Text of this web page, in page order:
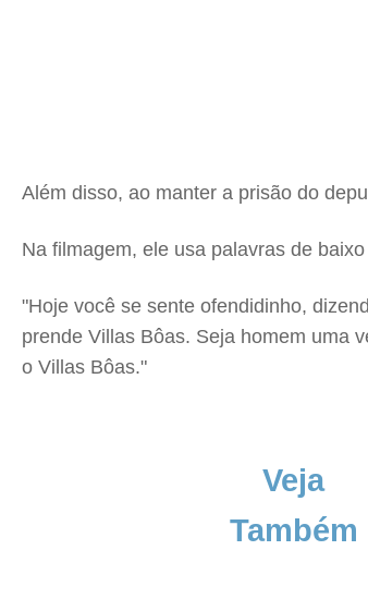
Além disso, ao manter a prisão do
Na filmagem, ele usa palavras de
"Hoje você se sente ofendidinho,
prende Villas Bôas. Seja homem uma
o Villas Bôas."
Veja
Também